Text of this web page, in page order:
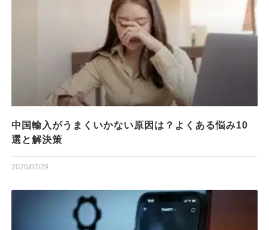
中国輸入がうまくいかない原因は？よくある悩み10
選と解決策
2026/07/29